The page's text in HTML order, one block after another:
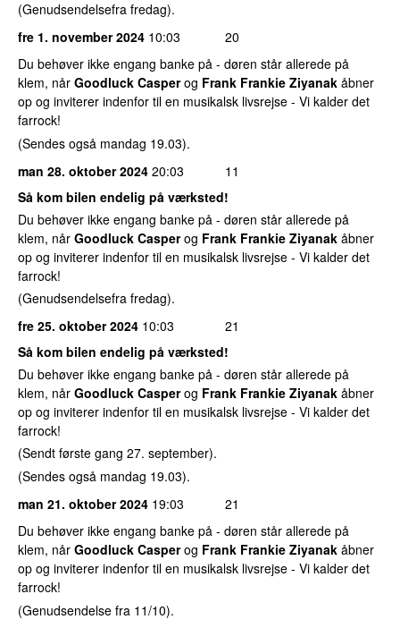
(Genudsendelsefra fredag).
fre 1. november 2024 10:03
20
Du behøver ikke engang banke på - døren står allerede på
klem, når Goodluck Casperog Frank Frankie Ziyanak åbner
op og inviterer indenfor til en musikalsk livsrejse - Vi kalder det
farrock!
(Sendes også mandag 19.03).
man 28. oktober 2024 20:03
11
Så kom bilen endelig på værksted!
Du behøver ikke engang banke på - døren står allerede på
klem, når Goodluck Casperog Frank Frankie Ziyanak åbner
op og inviterer indenfor til en musikalsk livsrejse - Vi kalder det
farrock!
(Genudsendelsefra fredag).
fre 25. oktober 2024 10:03
21
Så kom bilen endelig på værksted!
Du behøver ikke engang banke på - døren står allerede på
klem, når Goodluck Casperog Frank Frankie Ziyanak åbner
op og inviterer indenfor til en musikalsk livsrejse - Vi kalder det
farrock!
(Sendt første gang 27. september).
(Sendes også mandag 19.03).
man 21. oktober 2024 19:03
21
Du behøver ikke engang banke på - døren står allerede på
klem, når Goodluck Casperog Frank Frankie Ziyanak åbner
op og inviterer indenfor til en musikalsk livsrejse - Vi kalder det
farrock!
(Genudsendelse fra 11/10).